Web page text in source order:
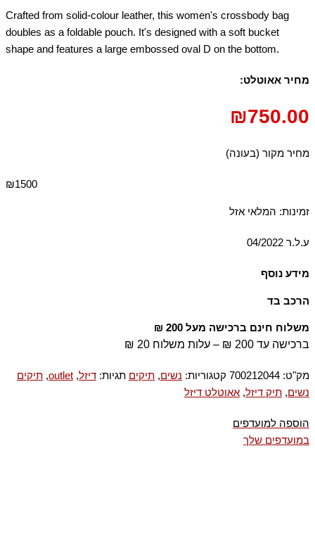
Crafted from solid-colour leather, this women's crossbody bag
doubles as a foldable pouch. It's designed with a soft bucket
shape and features a large embossed oval D on the bottom.
מחיר אאוטלט:
₪750.00
מחיר מקור (בעונה)
₪1500
זמינות: המלאי אזל
ע.ל.ר 04/2022
מידע נוסף
pocket
הרכב בד
משלוח חינם ברכישה מעל 200 ₪
ברכישה עד 200 ₪ – עלות משלוח 20 ₪
מק"ט: 700212044 קטגוריות: נשים, תיקים תגיות: דיזל,
outlet
, תיקים
נשים, תיק דיזל, אאוטלט דיזל
הוספה למועדפים
במועדפים שלך